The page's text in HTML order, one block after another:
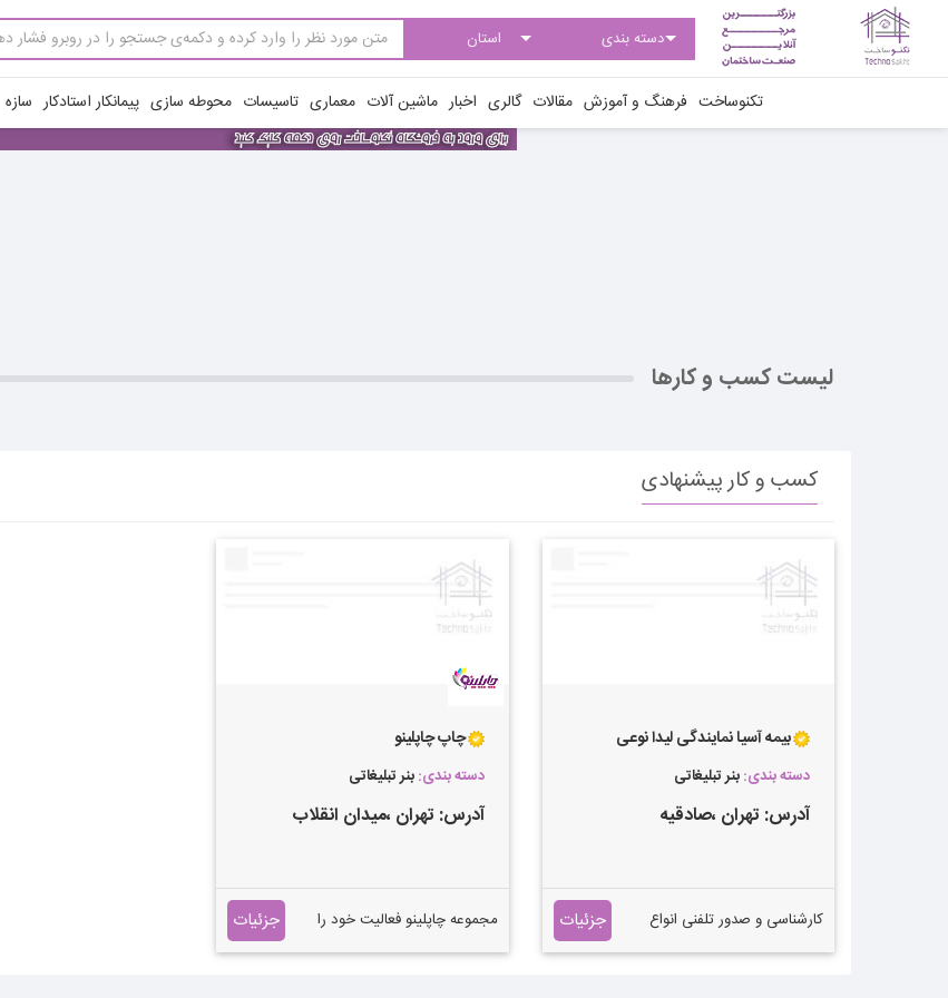
تکنوساخت فرهنگ و آموزش مقالات گالری اخبار ماشین آلات معماری تاسیسات محوطه سازی پیمانکار استادکار سازه
لیست کسب و کارها
کسب و کار پیشنهادی
بیمه آسیا نمایندگی لیدا نوعی
دسته بندی:بنر تبلیغاتی
آدرس: تهران ،صادقیه
کارشناسی و صدور تلفنی انواع
جزئیات
چاپ چاپلینو
دسته بندی:بنر تبلیغاتی
آدرس: تهران ،میدان انقلاب
مجموعه چاپلینو فعالیت خود را
جزئیات